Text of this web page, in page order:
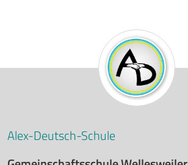
Alex-Deutsch-Schule